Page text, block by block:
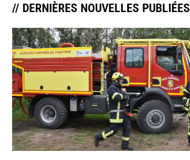
// DERNIÈRES NOUVELLES PUBLIÉES